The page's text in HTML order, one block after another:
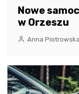
Nowe
w Orzeszu
Anna Piotrowska